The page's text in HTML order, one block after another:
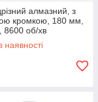
алмазний, з
кромкою, 180 мм,
8600 об/хв
CT-3009